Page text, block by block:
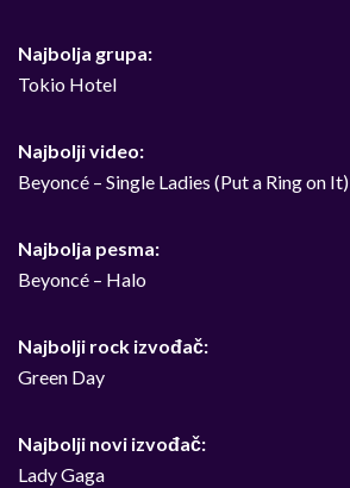
Najbolja grupa:
Tokio Hotel
Najbolji video:
Beyoncé – Single Ladies (Put a Ring on It)
Najbolja pesma:
Beyoncé – Halo
Najbolji rock izvođač:
Green Day
Najbolji novi izvođač:
Lady Gaga